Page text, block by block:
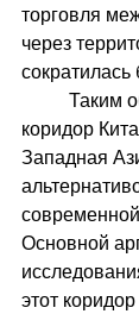
торговля
через
коридор
Западная
Основной
этот